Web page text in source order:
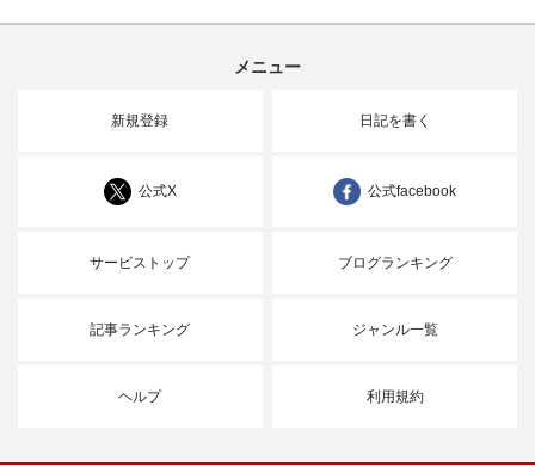
メニュー
新規登録 日記を書く
公式X 公式facebook
サービストップ ブログランキング
記事ランキング ジャンル一覧
ヘルプ 利用規約